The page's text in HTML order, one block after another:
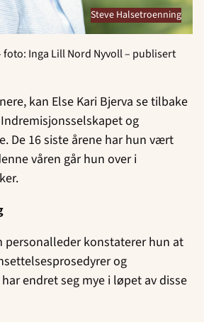
Steve Halsetroenning
Inga Lill Nord Nyvoll – publisert
kan Else Kari Bjerva se tilbake
og
De 16 siste årene har hun vært
våren går hun over i
personalleder konstaterer hun at
og
endret seg mye i løpet av disse